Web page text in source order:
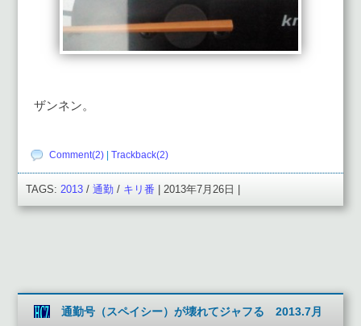
ザンネン。
Comment(2) Trackback(2)
TAGS: 2013 / 通勤 / キリ番 | 2013年7月26日 |
通勤号（スペイシー）が壊れてジャフる 2013.7月